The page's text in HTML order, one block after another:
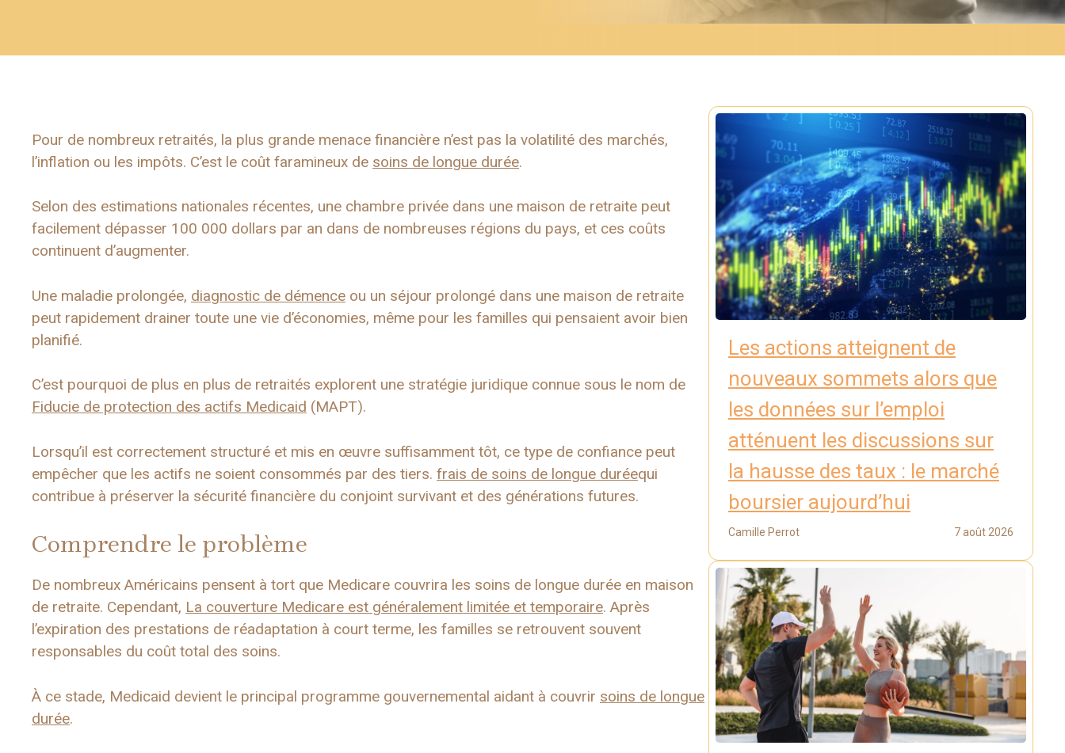
Pour de nombreux retraités, la plus grande menace financière n’est pas la volatilité des marchés,
l’inflation ou les impôts. C’est le coût faramineux de soins de longue durée.
Selon des estimations nationales récentes, une chambre privée dans une maison de retraite peut
facilement dépasser 100 000 dollars par an dans de nombreuses régions du pays, et ces coûts
continuent d’augmenter.
Une maladie prolongée, diagnostic de démence ou un séjour prolongé dans une maison de retraite
peut rapidement drainer toute une vie d’économies, même pour les familles qui pensaient avoir bien
planifié.
C’est pourquoi de plus en plus de retraités explorent une stratégie juridique connue sous le nom de
Fiducie de protection des actifs Medicaid (MAPT).
Lorsqu’il est correctement structuré et mis en œuvre suffisamment tôt, ce type de confiance peut
empêcher que les actifs ne soient consommés par des tiers. frais de soins de longue duréequi
contribue à préserver la sécurité financière du conjoint survivant et des générations futures.
Comprendre le problème
De nombreux Américains pensent à tort que Medicare couvrira les soins de longue durée en maison
de retraite. Cependant, La couverture Medicare est généralement limitée et temporaire. Après
l’expiration des prestations de réadaptation à court terme, les familles se retrouvent souvent
responsables du coût total des soins.
À ce stade, Medicaid devient le principal programme gouvernemental aidant à couvrir soins de longue
durée.
Les actions atteignent de
nouveaux sommets alors que
les données sur l’emploi
atténuent les discussions sur
la hausse des taux : le marché
boursier aujourd’hui
Camille Perrot 7 août 2026